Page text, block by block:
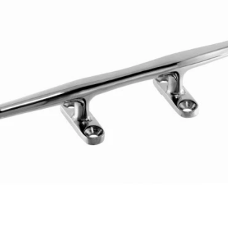
Cột Cờ & Cột Đèn
Nắp Xăng - Nắp Nước
Ống Cắm Cần Câu
Khóa Nắp Hầm
Cổ Dê Inox